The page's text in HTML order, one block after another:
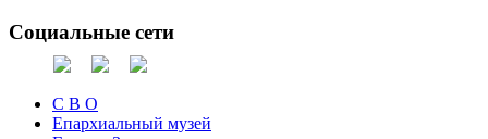
Социальные сети
С В О
Епархиальный музей